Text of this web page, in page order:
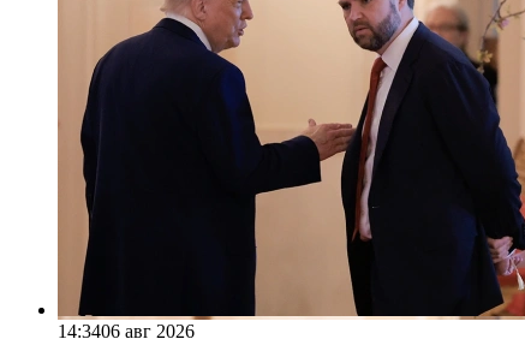
14:3406 авг 2026